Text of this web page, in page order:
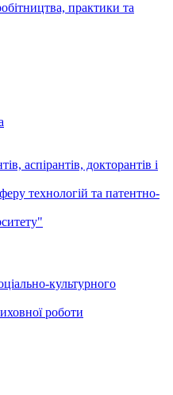
практики та
аспірантів, докторантів і
технологій та патентно-
культурного
роботи